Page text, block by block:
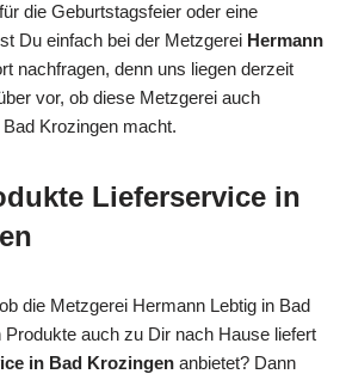
die Geburtstagsfeier oder eine
Du einfach bei der Metzgerei Hermann
nachfragen, denn uns liegen derzeit
vor, ob diese Metzgerei auch
Krozingen macht.
Lieferservice in
die Metzgerei Hermann Lebtig in Bad
Produkte auch zu Dir nach Hause liefert
in Bad Krozingen anbietet? Dann